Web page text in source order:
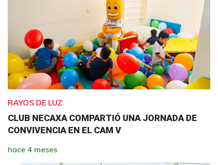
RAYOS DE LUZ
CLUB NECAXA COMPARTIÓ UNA JORNADA DE
CONVIVENCIA EN EL CAM V
hace 4 meses